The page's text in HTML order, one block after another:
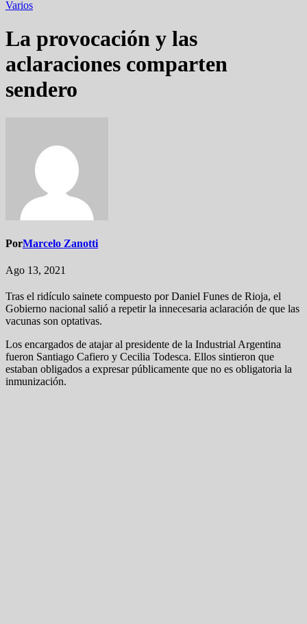
Varios
La provocación y las
aclaraciones comparten
sendero
PorMarcelo Zanotti
Ago 13, 2021
Tras el ridículo sainete compuesto por Daniel Funes de Rioja, el
Gobierno nacional salió a repetir la innecesaria aclaración de que las
vacunas son optativas.
Los encargados de atajar al presidente de la Industrial Argentina
fueron Santiago Cafiero y Cecilia Todesca. Ellos sintieron que
estaban obligados a expresar públicamente que no es obligatoria la
inmunización.